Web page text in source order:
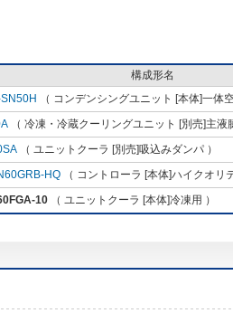
構成形名
（ コンデンシングユニット [本体]一体空
（ 冷凍・冷蔵クーリングユニット [別売]主液
（ ユニットクーラ [別売]吸込みダンパ ）
HQ （ コントローラ [本体]ハイクオリ
10 （ ユニットクーラ [本体]冷凍用 ）